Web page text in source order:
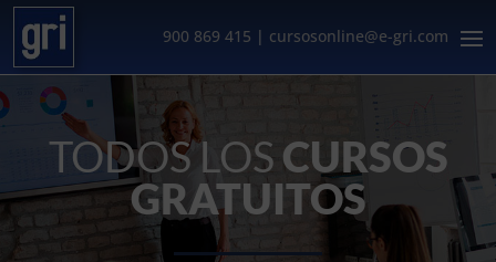
900 869 415 | cursosonline@e-gri.com
TODOS LOSCURSOS
GRATUITOS